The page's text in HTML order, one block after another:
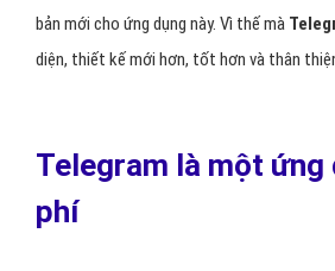
bản mới cho ứng dụng này. Vì thế mà
diện, thiết kế mới hơn, tốt hơn và thân
Telegram là một ứng
phí